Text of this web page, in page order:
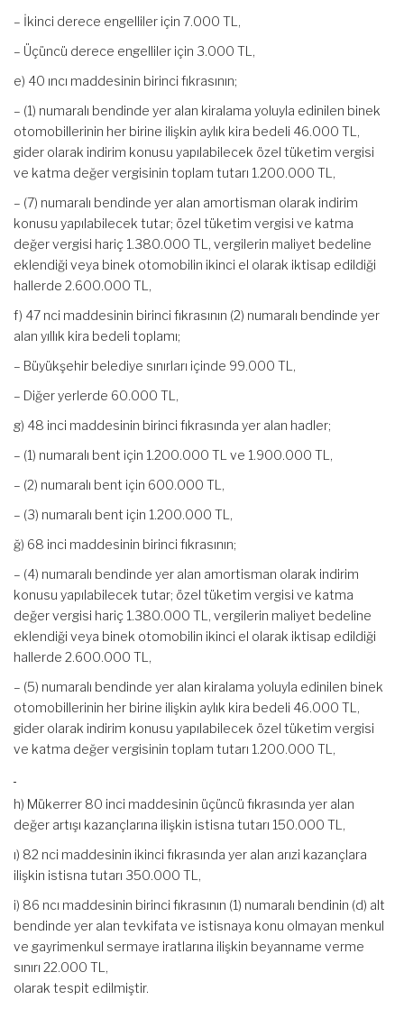
– İkinci derece engelliler için 7.000 TL,
– Üçüncü derece engelliler için 3.000 TL,
e) 40 ıncı maddesinin birinci fıkrasının;
– (1) numaralı bendinde yer alan kiralama yoluyla edinilen binek
otomobillerinin her birine ilişkin aylık kira bedeli 46.000 TL,
gider olarak indirim konusu yapılabilecek özel tüketim vergisi
ve katma değer vergisinin toplam tutarı 1.200.000 TL,
– (7) numaralı bendinde yer alan amortisman olarak indirim
konusu yapılabilecek tutar; özel tüketim vergisi ve katma
değer vergisi hariç 1.380.000 TL, vergilerin maliyet bedeline
eklendiği veya binek otomobilin ikinci el olarak iktisap edildiği
hallerde 2.600.000 TL,
f) 47 nci maddesinin birinci fıkrasının (2) numaralı bendinde yer
alan yıllık kira bedeli toplamı;
– Büyükşehir belediye sınırları içinde 99.000 TL,
– Diğer yerlerde 60.000 TL,
g) 48 inci maddesinin birinci fıkrasında yer alan hadler;
– (1) numaralı bent için 1.200.000 TL ve 1.900.000 TL,
– (2) numaralı bent için 600.000 TL,
– (3) numaralı bent için 1.200.000 TL,
ğ) 68 inci maddesinin birinci fıkrasının;
– (4) numaralı bendinde yer alan amortisman olarak indirim
konusu yapılabilecek tutar; özel tüketim vergisi ve katma
değer vergisi hariç 1.380.000 TL, vergilerin maliyet bedeline
eklendiği veya binek otomobilin ikinci el olarak iktisap edildiği
hallerde 2.600.000 TL,
– (5) numaralı bendinde yer alan kiralama yoluyla edinilen binek
otomobillerinin her birine ilişkin aylık kira bedeli 46.000 TL,
gider olarak indirim konusu yapılabilecek özel tüketim vergisi
ve katma değer vergisinin toplam tutarı 1.200.000 TL,
h) Mükerrer 80 inci maddesinin üçüncü fıkrasında yer alan
değer artışı kazançlarına ilişkin istisna tutarı 150.000 TL,
ı) 82 nci maddesinin ikinci fıkrasında yer alan arızi kazançlara
ilişkin istisna tutarı 350.000 TL,
i) 86 ncı maddesinin birinci fıkrasının (1) numaralı bendinin (d) alt
bendinde yer alan tevkifata ve istisnaya konu olmayan menkul
ve gayrimenkul sermaye iratlarına ilişkin beyanname verme
sınırı 22.000 TL,
olarak tespit edilmiştir.